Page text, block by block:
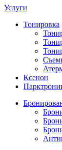
Услуги
Тонировка
Ксенон